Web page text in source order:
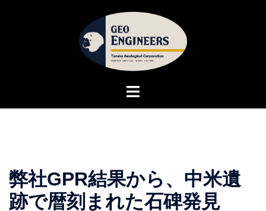
ト
ー
弊社GPR結果から、中米遺
跡で暦刻まれた石碑発見